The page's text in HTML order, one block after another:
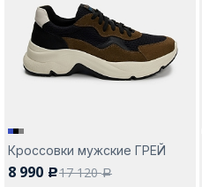
Кроссовки мужские ГРЕЙ
8 990 c17 120a